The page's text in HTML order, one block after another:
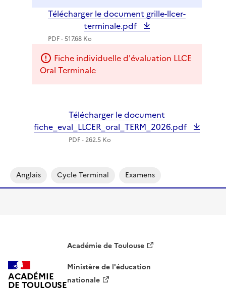
Télécharger le document grille-llcer-
terminale.pdf
PDF - 517.68 Ko
Fiche individuelle d'évaluation LLCE
Oral Terminale
Télécharger le document
fiche_eval_LLCER_oral_TERM_2026.pdf
PDF - 262.5 Ko
Anglais Cycle Terminal Examens
ACADÉMIE
DE TOULOUSE
Académie de Toulouse
Ministère de l'éducation
nationale